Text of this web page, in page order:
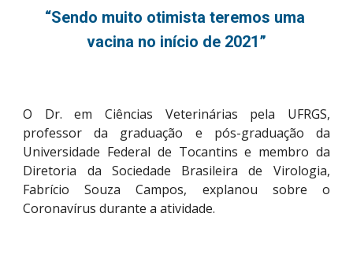
“Sendo muito otimista teremos uma
vacina no início de 2021”
O Dr. em Ciências Veterinárias pela UFRGS,
professor da graduação e pós-graduação da
Universidade Federal de Tocantins e membro da
Diretoria da Sociedade Brasileira de Virologia,
Fabrício Souza Campos, explanou sobre o
Coronavírus durante a atividade.